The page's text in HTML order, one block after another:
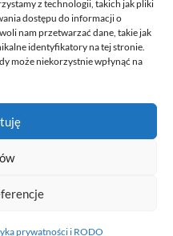
z technologii, takich jak pliki
dostępu do informacji o
nam przetwarzać dane, takie jak
identyfikatory na tej stronie.
może niekorzystnie wpłynąć na
prywatności i RODO
(uroda, moda, zdrowie)
i RODO
(EU)